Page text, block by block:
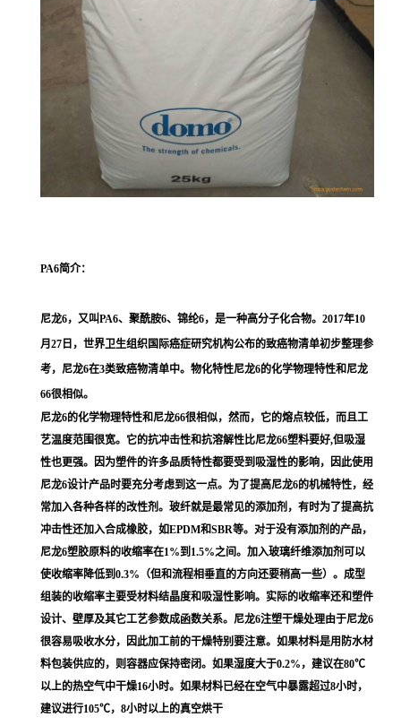
PA6简介：
尼龙6，又叫PA6、聚酰胺6、锦纶6，是一种高分子化合物。2017年10
月27日，世界卫生组织国际癌症研究机构公布的致癌物清单初步整理参
考，尼龙6在3类致癌物清单中。物化特性尼龙6的化学物理特性和尼龙
66很相似。
尼龙6的化学物理特性和尼龙66很相似，然而，它的熔点较低，而且工
艺温度范围很宽。它的抗冲击性和抗溶解性比尼龙66塑料要好,但吸湿
性也更强。因为塑件的许多品质特性都要受到吸湿性的影响，因此使用
尼龙6设计产品时要充分考虑到这一点。为了提高尼龙6的机械特性，经
常加入各种各样的改性剂。玻纤就是最常见的添加剂，有时为了提高抗
冲击性还加入合成橡胶，如EPDM和SBR等。对于没有添加剂的产品，
尼龙6塑胶原料的收缩率在1%到1.5%之间。加入玻璃纤维添加剂可以
使收缩率降低到0.3%（但和流程相垂直的方向还要稍高一些）。成型
组装的收缩率主要受材料结晶度和吸湿性影响。实际的收缩率还和塑件
设计、壁厚及其它工艺参数成函数关系。尼龙6注塑干燥处理由于尼龙6
很容易吸收水分，因此加工前的干燥特别要注意。如果材料是用防水材
料包装供应的，则容器应保持密闭。如果湿度大于0.2%，建议在80℃
以上的热空气中干燥16小时。如果材料已经在空气中暴露超过8小时，
建议进行105℃，8小时以上的真空烘干